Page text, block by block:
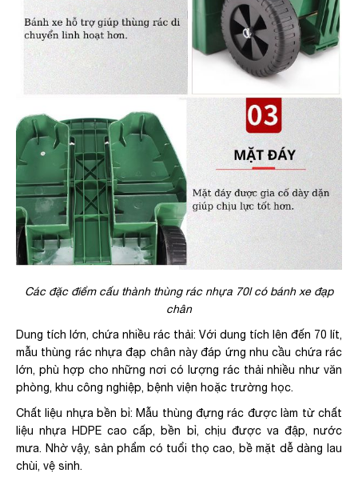
Các đặc điểm cấu thành thùng rác nhựa 70l có bánh xe đạp
chân
Dung tích lớn, chứa nhiều rác thải: Với dung tích lên đến 70 lít,
mẫu thùng rác nhựa đạp chân này đáp ứng nhu cầu chứa rác
lớn, phù hợp cho những nơi có lượng rác thải nhiều như văn
phòng, khu công nghiệp, bệnh viện hoặc trường học.
Chất liệu nhựa bền bỉ: Mẫu thùng đựng rác được làm từ chất
liệu nhựa HDPE cao cấp, bền bỉ, chịu được va đập, nước
mưa. Nhờ vậy, sản phẩm có tuổi thọ cao, bề mặt dễ dàng lau
chùi, vệ sinh.